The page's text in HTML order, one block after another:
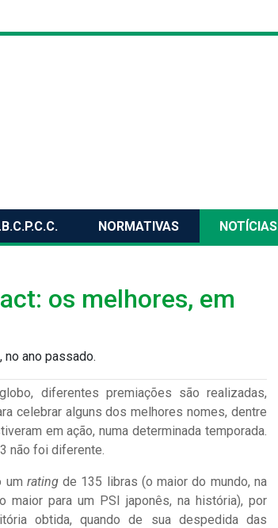
NORMATIVAS NOTÍCIAS
os melhores, em
ano passado.
diferentes premiações são realizadas,
celebrar alguns dos melhores nomes, dentre
em ação, numa determinada temporada.
não foi diferente.
um ratingde 135 libras (o maior do mundo, na
maior para um PSI japonês, na história), por
obtida, quando de sua despedida das